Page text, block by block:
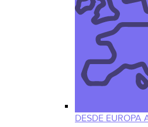
DESDE EUROPA